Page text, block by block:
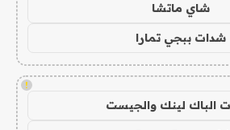
شاي ماتشا
شدات ببجي تمارا
!
الباك لينك والجيست